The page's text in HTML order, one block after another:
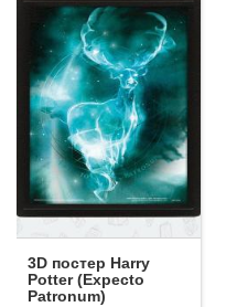
3D постер Harry
Potter (Expecto
Patronum)